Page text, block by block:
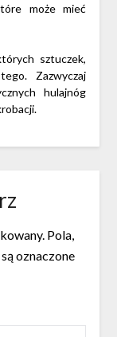
może mieć
sztuczek,
Zazwyczaj
hulajnóg
Pola,
oznaczone